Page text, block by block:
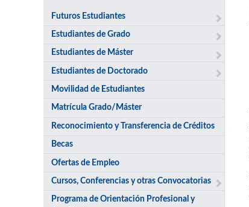
Futuros Estudiantes
Estudiantes de Grado
Estudiantes de Máster
Estudiantes de Doctorado
Movilidad de Estudiantes
Matrícula Grado/Máster
Reconocimiento y Transferencia de Créditos
Becas
Ofertas de Empleo
Cursos, Conferencias y otras Convocatorias
Programa de Orientación Profesional y